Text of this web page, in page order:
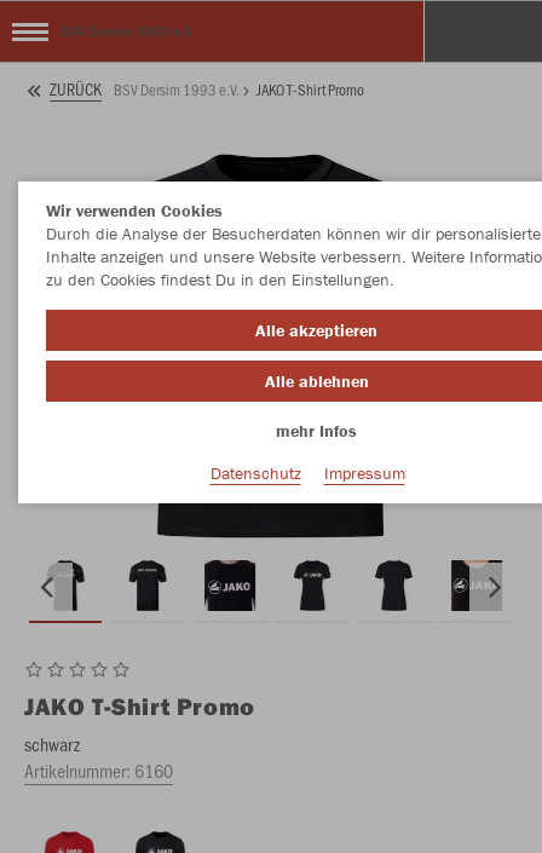
BSV Dersim 1993 e.V.
ZURÜCK BSV Dersim 1993 e.V. JAKO T-Shirt Promo
JAKO T-Shirt Promo
schwarz
Artikelnummer: 6160
Wir verwenden Cookies
Durch die Analyse der Besucherdaten können wir dir personalisierte
Inhalte anzeigen und unsere Website verbessern. Weitere
zu den Cookies findest Du in den Einstellungen.
Alle akzeptieren
Alle ablehnen
mehr Infos
Datenschutz
Impressum